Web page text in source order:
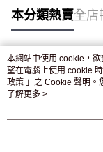
本分類熱賣全店
熱門標籤
熱銷排行
本網站中使用 cookie，
望在電腦上使用 cookie
政策 」之 Cookie 聲明。
條款之 Cookie 聲明使用
了解更多 >